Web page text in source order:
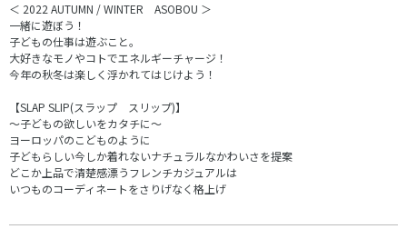
＜ 2022 AUTUMN / WINTER ASOBOU ＞
一緒に遊ぼう！
子どもの仕事は遊ぶこと。
大好きなモノやコトでエネルギーチャージ！
今年の秋冬は楽しく浮かれてはじけよう！
【SLAP SLIP(スラップ スリップ)】
～子どもの欲しいをカタチに～
ヨーロッパのこどものように
子どもらしい今しか着れないナチュラルなかわいさを提案
どこか上品で清楚感漂うフレンチカジュアルは
いつものコーディネートをさりげなく格上げ